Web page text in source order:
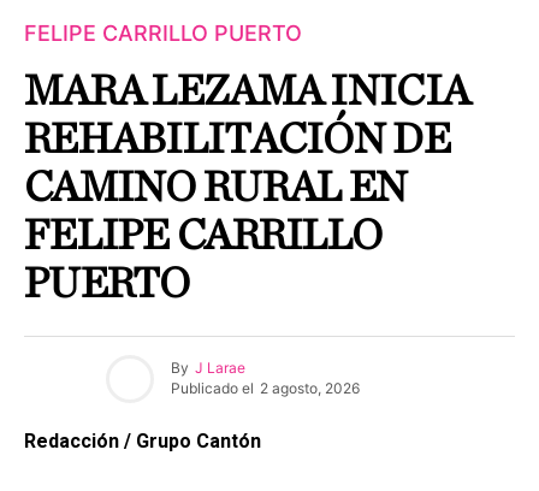
FELIPE CARRILLO PUERTO
MARA LEZAMA INICIA
REHABILITACIÓN DE
CAMINO RURAL EN
FELIPE CARRILLO
PUERTO
By J Larae
Publicado el 2 agosto, 2026
Redacción / Grupo Cantón